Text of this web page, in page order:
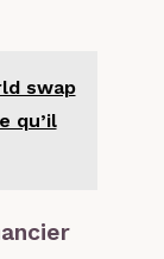
swap
qu’il